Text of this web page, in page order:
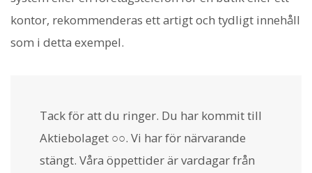
kontor, rekommenderas ett artigt och tydligt innehåll
som i detta exempel.
Tack för att du ringer. Du har kommit till
Aktiebolaget ○○. Vi har för närvarande
stängt. Våra öppettider är vardagar från